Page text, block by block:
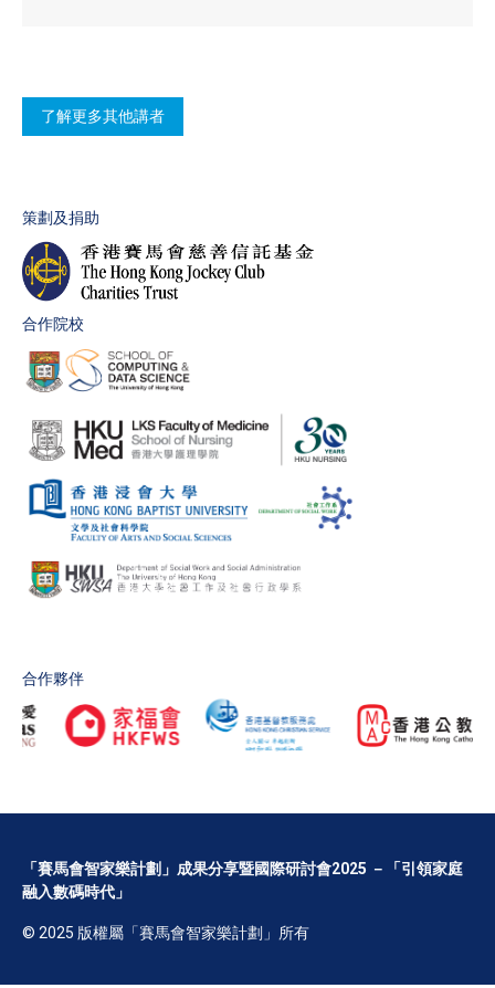
了解更多其他講者
策劃及捐助
合作院校
合作夥伴
「賽馬會智家樂計劃」成果分享暨國際研討會2025 －「引領家庭
融入數碼時代」
© 2025 版權屬「賽馬會智家樂計劃」所有